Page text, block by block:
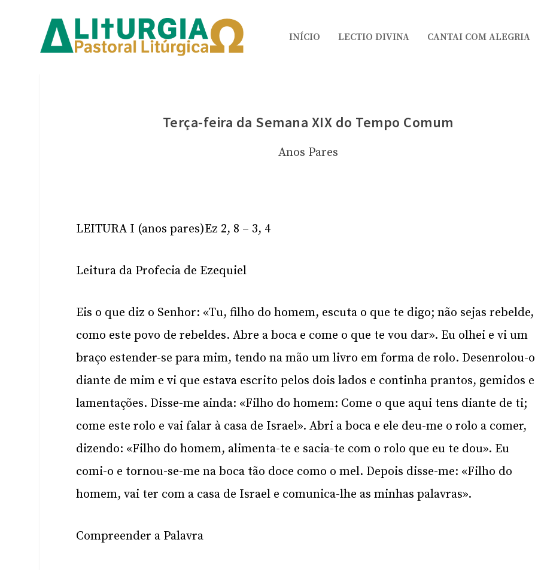
INÍCIO LECTIO DIVINA CANTAI COM ALEGRIA
Terça-feira da Semana XIX do Tempo Comum
Anos Pares
LEITURA I (anos pares)Ez 2, 8 – 3, 4
Leitura da Profecia de Ezequiel
Eis o que diz o Senhor: «Tu, filho do homem, escuta o que te digo; não sejas rebelde,
como este povo de rebeldes. Abre a boca e come o que te vou dar». Eu olhei e vi um
braço estender-se para mim, tendo na mão um livro em forma de rolo. Desenrolou-o
diante de mim e vi que estava escrito pelos dois lados e continha prantos, gemidos e
lamentações. Disse-me ainda: «Filho do homem: Come o que aqui tens diante de ti;
come este rolo e vai falar à casa de Israel». Abri a boca e ele deu-me o rolo a comer,
dizendo: «Filho do homem, alimenta-te e sacia-te com o rolo que eu te dou». Eu
comi-o e tornou-se-me na boca tão doce como o mel. Depois disse-me: «Filho do
homem, vai ter com a casa de Israel e comunica-lhe as minhas palavras».
Compreender a Palavra